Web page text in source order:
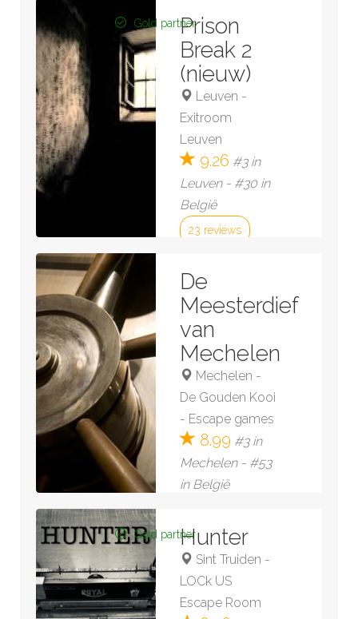
Gold partnerPrison
Break 2
(nieuw)
Leuven -
Exitroom
Leuven
9.26 #3 in
Leuven - #30 in
België
23 reviews
De
Meesterdief
van
Mechelen
Mechelen -
De Gouden Kooi
- Escape games
8.99 #3 in
Mechelen - #53
in België
Bekijk kamer »
Gold partnerHunter
Sint Truiden -
LOCk US
Escape Room